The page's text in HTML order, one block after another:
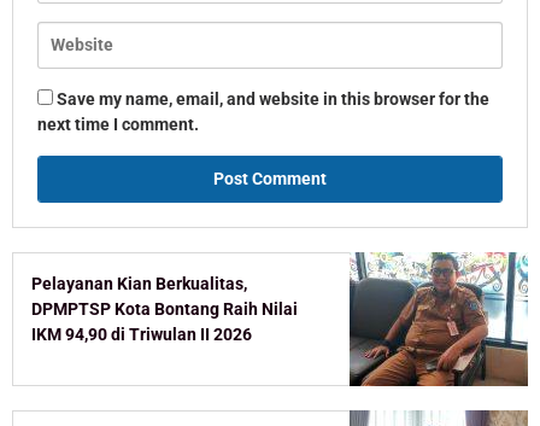
Save my name, email, and website in this browser for the
next time I comment.
Pelayanan Kian Berkualitas,
DPMPTSP Kota Bontang Raih Nilai
IKM 94,90 di Triwulan II 2026